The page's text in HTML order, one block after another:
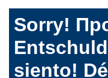
Sorry!
siento!